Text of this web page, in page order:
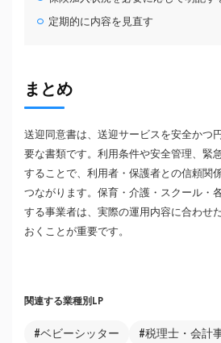
定期的に内容を見直す
まとめ
送迎同意書は、送迎サービスを安全かつ
要な書類です。利用条件や安全管理、緊
することで、利用者・保護者との信頼関
つながります。保育・介護・スクール・
する事業者は、実際の運用内容に合わせ
おくことが重要です。
関連する業種別LP
#ベビーシッター #税理士・会計